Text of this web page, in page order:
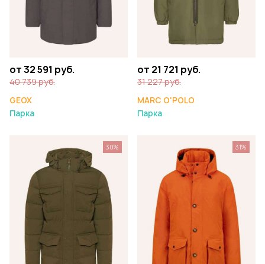
от 32 591 руб.
40 739 руб.
GEOX
Парка
от 21 721 руб.
31 227 руб.
MARC O'POLO
Парка
30% 31%